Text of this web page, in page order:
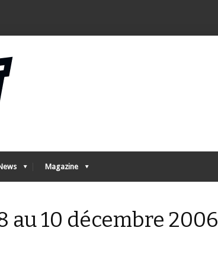
Magazine
au 10 décembre 2006